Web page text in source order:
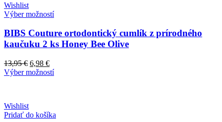
Wishlist
Výber možností
BIBS Couture ortodontický cumlík z prírodného
kaučuku 2 ks Honey Bee Olive
13,95€ 6,98 €
Výber možností
Wishlist
Pridať do košíka